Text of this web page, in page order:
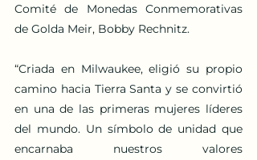
Comité de Monedas Conmemorativas
de Golda Meir, Bobby Rechnitz.
“Criada en Milwaukee, eligió su propio
camino hacia Tierra Santa y se convirtió
en una de las primeras mujeres líderes
del mundo. Un símbolo de unidad que
encarnaba nuestros valores